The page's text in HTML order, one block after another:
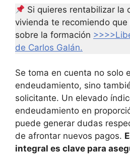
Si quieres rentabilizar la
vivienda te recomiendo
sobre la formación
de Carlos Galán.
Se toma en cuenta no solo
endeudamiento, sino
solicitante. Un elevado
endeudamiento en
puede generar dudas
de afrontar nuevos pagos.
integral es clave para